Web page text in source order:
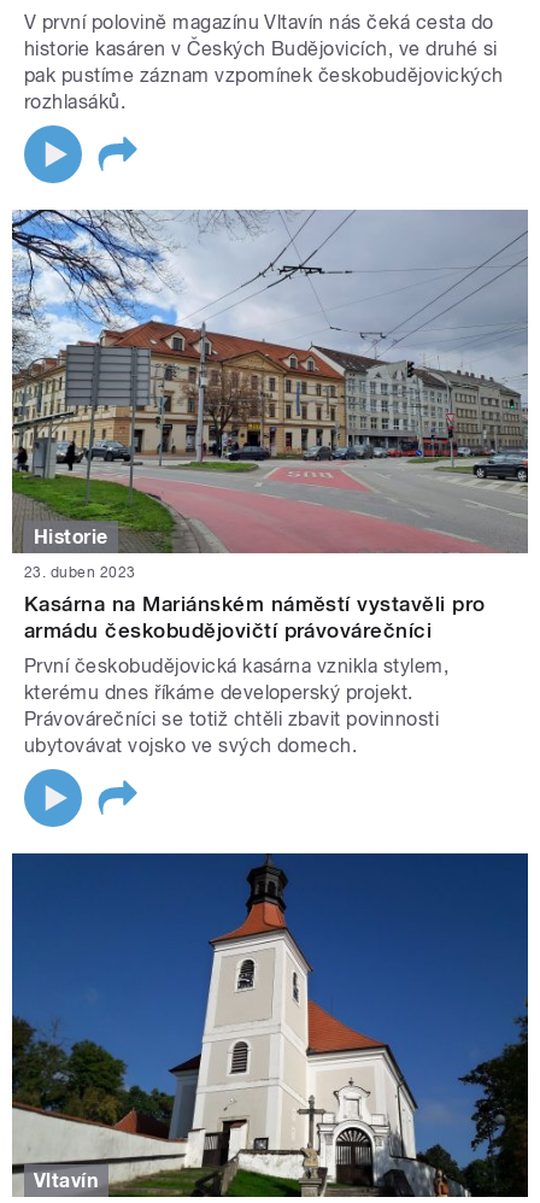
V první polovině magazínu Vltavín nás čeká cesta do
historie kasáren v Českých Budějovicích, ve druhé si
pak pustíme záznam vzpomínek českobudějovických
rozhlasáků.
Historie
23. duben 2023
Kasárna na Mariánském náměstí vystavěli pro
armádu českobudějovičtí právovárečníci
První českobudějovická kasárna vznikla stylem,
kterému dnes říkáme developerský projekt.
Právovárečníci se totiž chtěli zbavit povinnosti
ubytovávat vojsko ve svých domech.
Vltavín